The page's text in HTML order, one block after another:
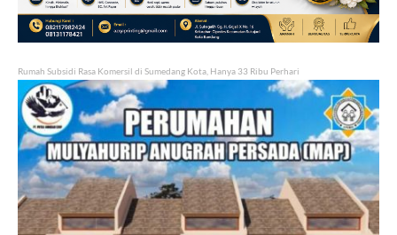
Rumah Subsidi Rasa Komersil di Sumedang Kota, Hanya 33 Ribu Perhari